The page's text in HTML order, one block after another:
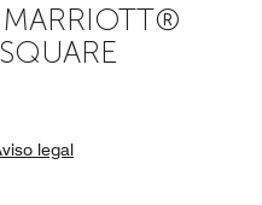
legal